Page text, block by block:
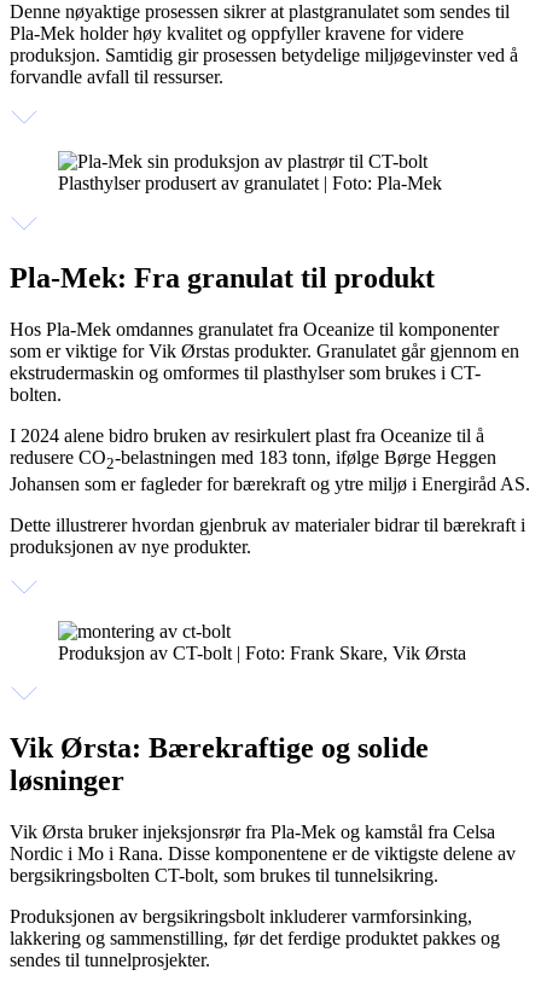
Denne nøyaktige prosessen sikrer at plastgranulatet som sendes til
Pla-Mek holder høy kvalitet og oppfyller kravene for videre
produksjon. Samtidig gir prosessen betydelige miljøgevinster ved å
forvandle avfall til ressurser.
Plasthylser produsert av granulatet | Foto: Pla-Mek
Pla-Mek: Fra granulat til produkt
Hos Pla-Mek omdannes granulatet fra Oceanize til komponenter
som er viktige for Vik Ørstas produkter. Granulatet går gjennom en
ekstrudermaskin og omformes til plasthylser som brukes i CT-
bolten.
I 2024 alene bidro bruken av resirkulert plast fra Oceanize til å
redusere CO2-belastningen med 183 tonn, ifølge Børge Heggen
Johansen som er fagleder for bærekraft og ytre miljø i Energiråd AS.
Dette illustrerer hvordan gjenbruk av materialer bidrar til bærekraft i
produksjonen av nye produkter.
Produksjon av CT-bolt | Foto: Frank Skare, Vik Ørsta
Vik Ørsta: Bærekraftige og solide
løsninger
Vik Ørsta bruker injeksjonsrør fra Pla-Mek og kamstål fra Celsa
Nordic i Mo i Rana. Disse komponentene er de viktigste delene av
bergsikringsbolten CT-bolt, som brukes til tunnelsikring.
Produksjonen av bergsikringsbolt inkluderer varmforsinking,
lakkering og sammenstilling, før det ferdige produktet pakkes og
sendes til tunnelprosjekter.